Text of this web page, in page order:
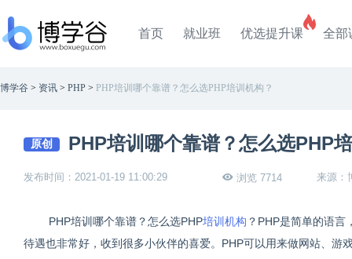
首页 就业班 优选提升课 全部
博学谷 > 资讯 > PHP > PHP培训哪个靠谱？怎么选PHP培训机构？
原创 PHP培训哪个靠谱？怎么选PHP
发布时间：2021-01-19 11:00:29 浏览 7714 来源：
PHP培训哪个靠谱？怎么选PHP培训机构 ？PHP是简单的语
待遇也非常好，收到很多小伙伴的喜爱。PHP可以用来做网站、游